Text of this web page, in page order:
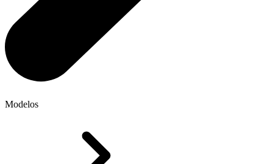
Modelos